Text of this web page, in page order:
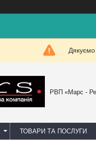
РВП «Марс -
ТОВАРИ ТА ПОСЛУГИ